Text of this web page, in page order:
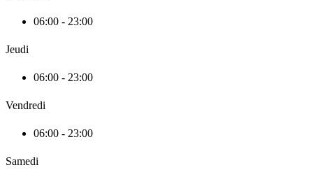
06:00 - 23:00
Jeudi
06:00 - 23:00
Vendredi
06:00 - 23:00
Samedi